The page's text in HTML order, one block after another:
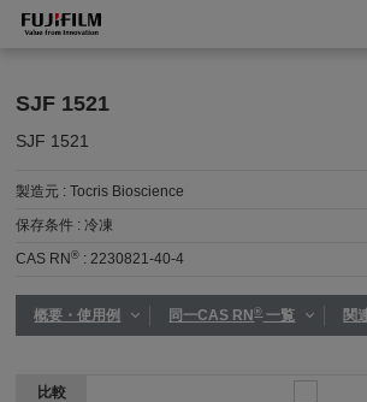
SJF 1521
SJF 1521
製造元 :Tocris Bioscience
保存条件 :冷凍
CAS RN® :2230821-40-4
概要・使用例 同一CAS RN®一覧 関
比較